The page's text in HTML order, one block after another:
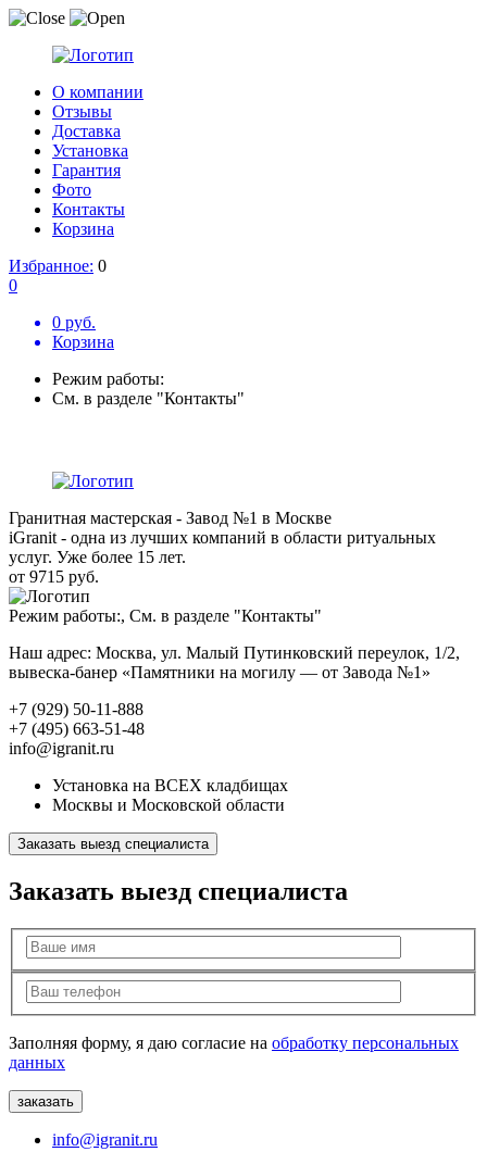
О компании
Отзывы
Доставка
Установка
Гарантия
Фото
Контакты
Корзина
Избранное: 0
0
0 руб.
Корзина
Режим работы:
См. в разделе "Контакты"
Гранитная мастерская - Завод №1 в Москве
iGranit - одна из лучших компаний в области ритуальных
услуг. Уже более 15 лет.
от 9715 руб.
Режим работы:, См. в разделе "Контакты"
Наш адрес: Москва, ул. Малый Путинковский переулок, 1/2,
вывеска-банер «Памятники на могилу — от Завода №1»
+7 (929) 50-11-888
+7 (495) 663-51-48
info@igranit.ru
Установка на ВСЕХ кладбищах
Москвы и Московской области
Заказать выезд специалиста
Заказать выезд специалиста
Заполняя форму, я даю согласие на обработку персональных
данных
info@igranit.ru